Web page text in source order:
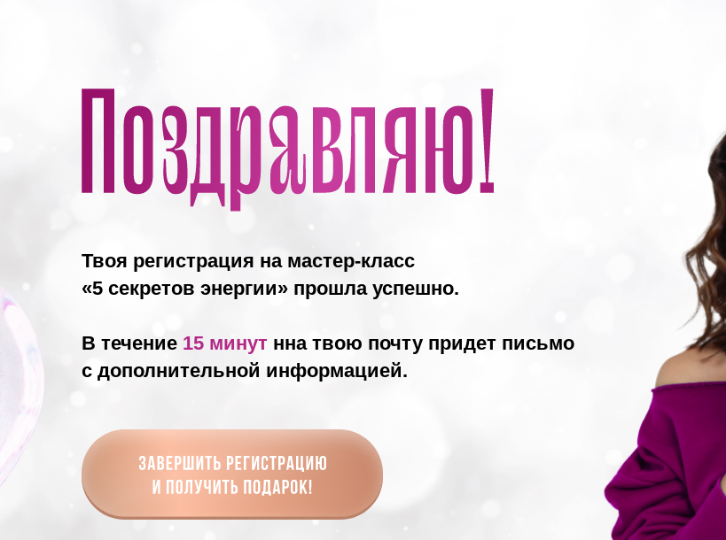
Твоя регистрация на мастер-класс
«5 секретов энергии» прошла успешно.
В течение 15 минут нна твою почту придет письмо
с дополнительной информацией.